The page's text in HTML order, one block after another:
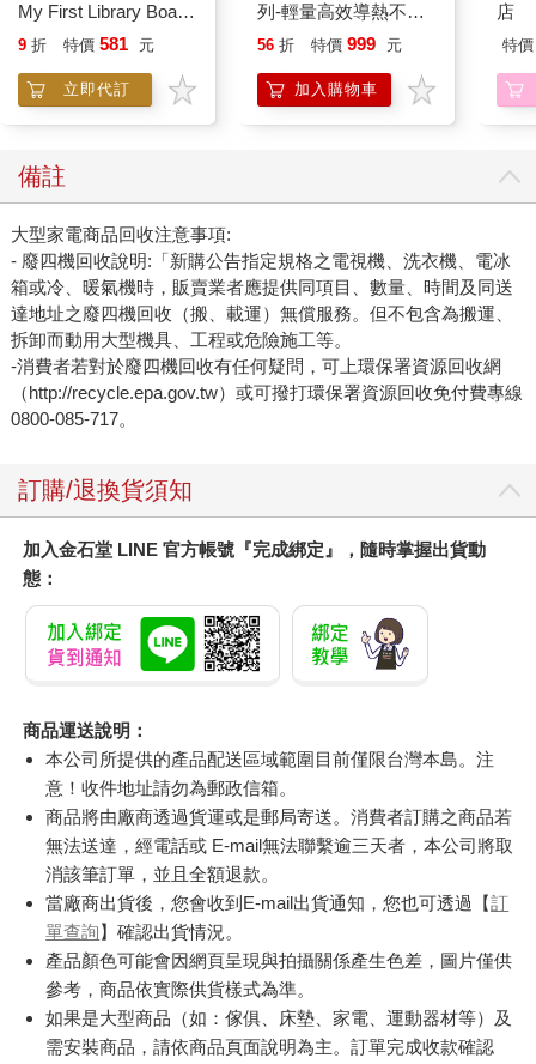
My First Library Board
Book Block Set
9 折 特價 581 元
立即代訂
列-輕量高效導熱不沾
平煎鍋30cm
56 折 特價 999 元
加入購物車
店
特價
備註
大型家電商品回收注意事項:
- 廢四機回收說明:「新購公告指定規格之電視機、洗衣機、電冰
箱或冷、暖氣機時，販賣業者應提供同項目、數量、時間及同送
達地址之廢四機回收（搬、載運）無償服務。但不包含為搬運、
拆卸而動用大型機具、工程或危險施工等。
-消費者若對於廢四機回收有任何疑問，可上環保署資源回收網
（http://recycle.epa.gov.tw）或可撥打環保署資源回收免付費專線
0800-085-717。
訂購/退換貨須知
加入金石堂 LINE 官方帳號『完成綁定』，隨時掌握出貨動
態：
商品運送說明：
本公司所提供的產品配送區域範圍目前僅限台灣本島。注
意！收件地址請勿為郵政信箱。
商品將由廠商透過貨運或是郵局寄送。消費者訂購之商品若
無法送達，經電話或 E-mail無法聯繫逾三天者，本公司將取
消該筆訂單，並且全額退款。
當廠商出貨後，您會收到E-mail出貨通知，您也可透過【訂
單查詢】確認出貨情況。
產品顏色可能會因網頁呈現與拍攝關係產生色差，圖片僅供
參考，商品依實際供貨樣式為準。
如果是大型商品（如：傢俱、床墊、家電、運動器材等）及
需安裝商品，請依商品頁面說明為主。訂單完成收款確認